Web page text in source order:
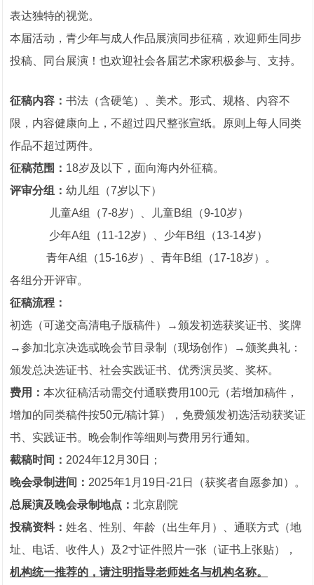
表达独特的视觉。
本届活动，青少年与成人作品展演同步征稿，欢迎师生同步
投稿、同台展演！也欢迎社会各届艺术家积极参与、支持。
征稿内容： 书法（含硬笔）、美术。形式、规格、内容不
限，内容健康向上，不超过四尺整张宣纸。原则上每人同类
作品不超过两件。
征稿范围： 18岁及以下，面向海内外征稿。
评审分组： 幼儿组（7岁以下）
儿童A组（7-8岁）、儿童B组（9-10岁）
少年A组（11-12岁）、少年B组（13-14岁）
青年A组（15-16岁）、青年B组（17-18岁）。
各组分开评审。
征稿流程：
初选（可递交高清电子版稿件）→颁发初选获奖证书、奖牌
→参加北京决选或晚会节目录制（现场创作）→颁奖典礼：
颁发总决选证书、社会实践证书、优秀演员奖、奖杯。
费用： 本次征稿活动需交付通联费用100元（若增加稿件，
增加的同类稿件按50元/稿计算），免费颁发初选活动获奖证
书、实践证书。晚会制作等细则与费用另行通知。
截稿时间： 2024年12月30日；
晚会录制进间： 2025年1月19日-21日（获奖者自愿参加）。
总展演及晚会录制地点： 北京剧院
投稿资料： 姓名、性别、年龄（出生年月）、通联方式（地
址、电话、收件人）及2寸证件照片一张（证书上张贴），
机构统一推荐的，请注明指导老师姓名与机构名称。